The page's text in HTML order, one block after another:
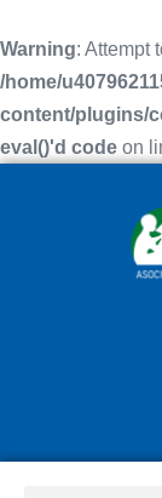
Warning: Attempt
/home/
content/plugins/
eval()'d code on